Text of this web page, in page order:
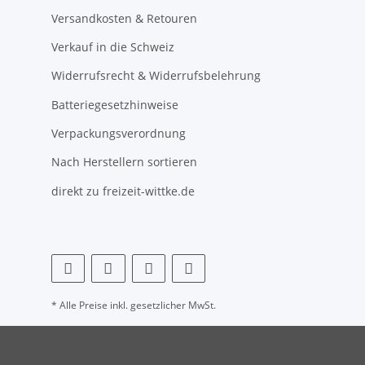
Versandkosten & Retouren
Verkauf in die Schweiz
Widerrufsrecht & Widerrufsbelehrung
Batteriegesetzhinweise
Verpackungsverordnung
Nach Herstellern sortieren
direkt zu freizeit-wittke.de
* Alle Preise inkl. gesetzlicher MwSt.